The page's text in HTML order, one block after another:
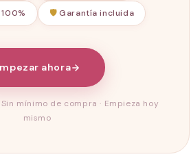
🛡️Garantía incluida
ahora
mínimo de compra · Empieza hoy
mismo